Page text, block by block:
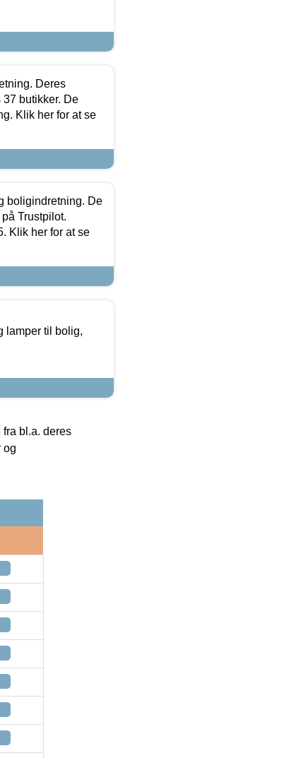
Deres
butikker. De
Klik her for at se
boligindretning. De
Trustpilot.
Klik her for at se
lamper til bolig,
bl.a. deres
og